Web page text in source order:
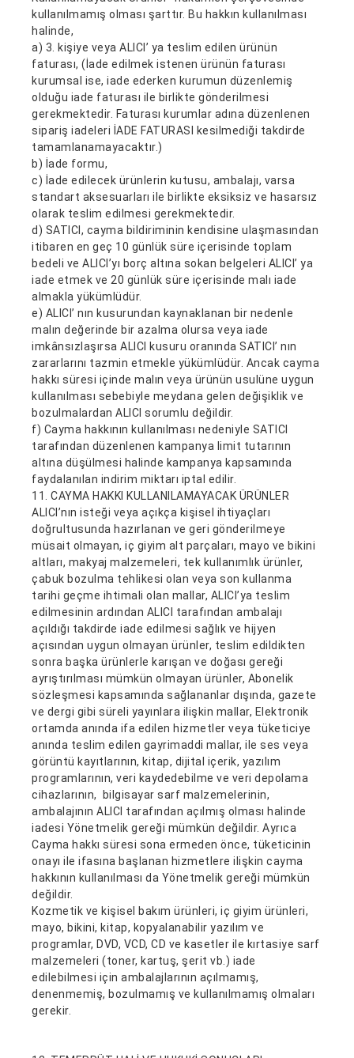
kullanılmamış olması şarttır. Bu hakkın kullanılması
halinde,
a) 3. kişiye veya ALICI’ ya teslim edilen ürünün
faturası, (İade edilmek istenen ürünün faturası
kurumsal ise, iade ederken kurumun düzenlemiş
olduğu iade faturası ile birlikte gönderilmesi
gerekmektedir. Faturası kurumlar adına düzenlenen
sipariş iadeleri İADE FATURASI kesilmediği takdirde
tamamlanamayacaktır.)
b) İade formu,
c) İade edilecek ürünlerin kutusu, ambalajı, varsa
standart aksesuarları ile birlikte eksiksiz ve hasarsız
olarak teslim edilmesi gerekmektedir.
d) SATICI, cayma bildiriminin kendisine ulaşmasından
itibaren en geç 10 günlük süre içerisinde toplam
bedeli ve ALICI’yı borç altına sokan belgeleri ALICI’ ya
iade etmek ve 20 günlük süre içerisinde malı iade
almakla yükümlüdür.
e) ALICI’ nın kusurundan kaynaklanan bir nedenle
malın değerinde bir azalma olursa veya iade
imkânsızlaşırsa ALICI kusuru oranında SATICI’ nın
zararlarını tazmin etmekle yükümlüdür. Ancak cayma
hakkı süresi içinde malın veya ürünün usulüne uygun
kullanılması sebebiyle meydana gelen değişiklik ve
bozulmalardan ALICI sorumlu değildir.
f) Cayma hakkının kullanılması nedeniyle SATICI
tarafından düzenlenen kampanya limit tutarının
altına düşülmesi halinde kampanya kapsamında
faydalanılan indirim miktarı iptal edilir.
11. CAYMA HAKKI KULLANILAMAYACAK ÜRÜNLER
ALICI’nın isteği veya açıkça kişisel ihtiyaçları
doğrultusunda hazırlanan ve geri gönderilmeye
müsait olmayan, iç giyim alt parçaları, mayo ve bikini
altları, makyaj malzemeleri, tek kullanımlık ürünler,
çabuk bozulma tehlikesi olan veya son kullanma
tarihi geçme ihtimali olan mallar, ALICI’ya teslim
edilmesinin ardından ALICI tarafından ambalajı
açıldığı takdirde iade edilmesi sağlık ve hijyen
açısından uygun olmayan ürünler, teslim edildikten
sonra başka ürünlerle karışan ve doğası gereği
ayrıştırılması mümkün olmayan ürünler, Abonelik
sözleşmesi kapsamında sağlananlar dışında, gazete
ve dergi gibi süreli yayınlara ilişkin mallar, Elektronik
ortamda anında ifa edilen hizmetler veya tüketiciye
anında teslim edilen gayrimaddi mallar, ile ses veya
görüntü kayıtlarının, kitap, dijital içerik, yazılım
programlarının, veri kaydedebilme ve veri depolama
cihazlarının, bilgisayar sarf malzemelerinin,
ambalajının ALICI tarafından açılmış olması halinde
iadesi Yönetmelik gereği mümkün değildir. Ayrıca
Cayma hakkı süresi sona ermeden önce, tüketicinin
onayı ile ifasına başlanan hizmetlere ilişkin cayma
hakkının kullanılması da Yönetmelik gereği mümkün
değildir.
Kozmetik ve kişisel bakım ürünleri, iç giyim ürünleri,
mayo, bikini, kitap, kopyalanabilir yazılım ve
programlar, DVD, VCD, CD ve kasetler ile kırtasiye sarf
malzemeleri (toner, kartuş, şerit vb.) iade
edilebilmesi için ambalajlarının açılmamış,
denenmemiş, bozulmamış ve kullanılmamış olmaları
gerekir.